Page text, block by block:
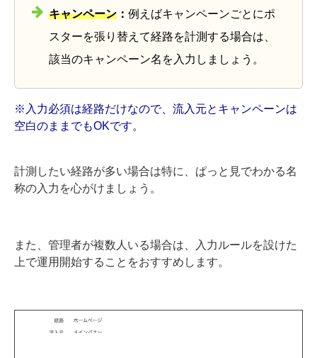
キャンペーン ： 例えばキャンペーンごとにポ
スターを張り替えて経路を計測する場合は、
該当のキャンペーン名を入力しましょう。
※入力必須は経路だけなので、流入元とキャンペーンは
空白のままでもOKです。
計測したい経路が多い場合は特に、ぱっと見でわかる名
称の入力を心がけましょう。
また、管理者が複数人いる場合は、入力ルールを設けた
上で運用開始することをおすすめします。